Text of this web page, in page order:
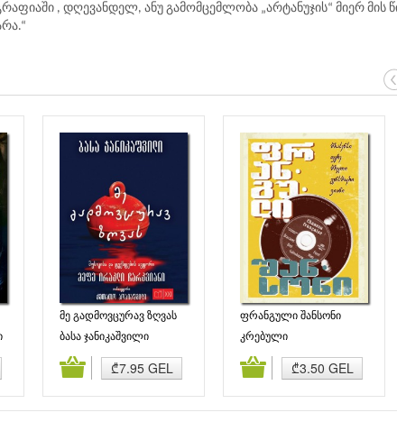
, დღევანდელ, ანუ გამომცემლობა „არტანუჯის“ მიერ მის
მე გადმოვცურავ ზღვას
ბასა ჯანიკაშვილი
₾7.95 GEL
ფრანგული შანსონი
კრებული
₾3.50 GEL
კალათაში დამატება კალათაში დამატება